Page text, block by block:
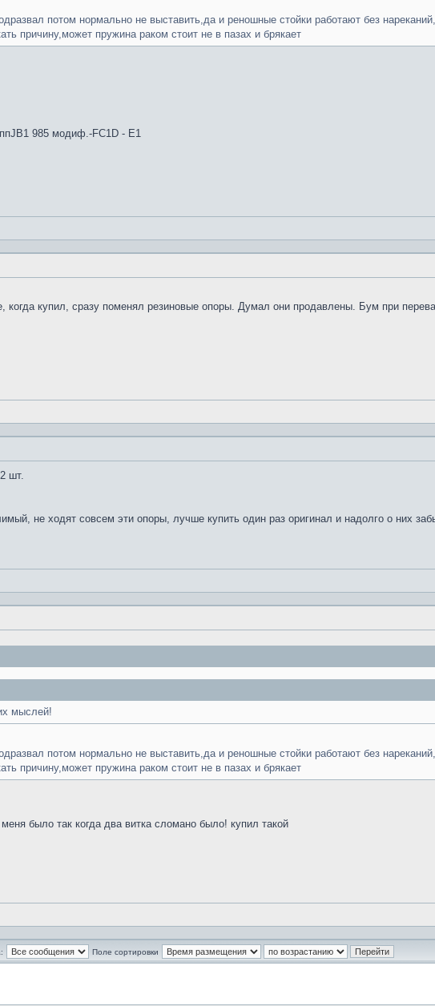
потом нормально не выставить,да и реношные стойки работают без
причину,может пружина раком стоит не в пазах и брякает
985 модиф.-FC1D - E1
купил, сразу поменял резиновые опоры. Думал они продавлены. Бум при
шт.
не ходят совсем эти опоры, лучше купить один раз оригинал и надолго о них
мыслей!
потом нормально не выставить,да и реношные стойки работают без
причину,может пружина раком стоит не в пазах и брякает
было так когда два витка сломано было! купил такой
Поле сортировки